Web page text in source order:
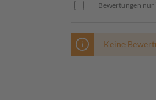
Bewertungen nur
Keine